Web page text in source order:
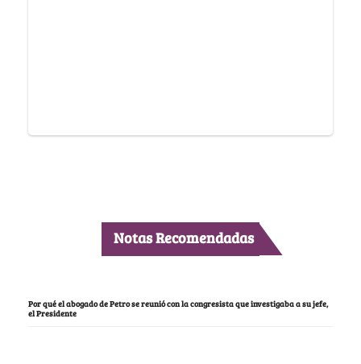
Notas Recomendadas
Por qué el abogado de Petro se reunió con la congresista que investigaba a su jefe,
el Presidente